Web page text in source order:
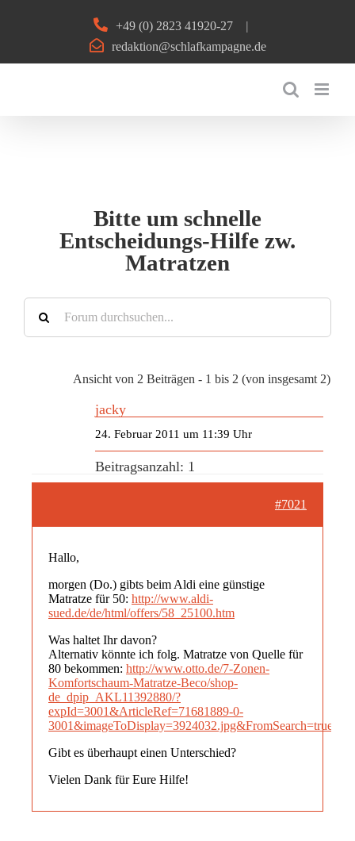
+49 (0) 2823 41920-27
|
redaktion@schlafkampagne.de
Bitte um schnelle
Entscheidungs-Hilfe zw.
Matratzen
Ansicht von 2 Beiträgen - 1 bis 2 (von insgesamt 2)
jacky
24. Februar 2011 um 11:39 Uhr
Beitragsanzahl: 1
#7021
Hallo,
morgen (Do.) gibts beim Aldi eine günstige
Matratze für 50: http://www.aldi-
sued.de/de/html/offers/58_25100.htm
Was haltet Ihr davon?
Alternativ könnte ich folg. Matratze von Quelle für
80 bekommen: http://www.otto.de/7-Zonen-
Komfortschaum-Matratze-Beco/shop-
de_dpip_AKL11392880/?
expId=3001&ArticleRef=71681889-0-
Gibt es überhaupt einen Unterschied?
Vielen Dank für Eure Hilfe!